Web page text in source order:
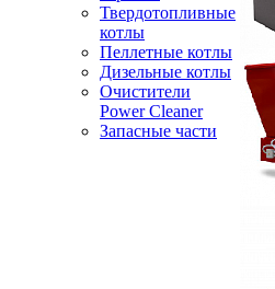
Твердотопливные
котлы
Пеллетные котлы
Дизельные котлы
Очистители
Power Cleaner
Запасные части